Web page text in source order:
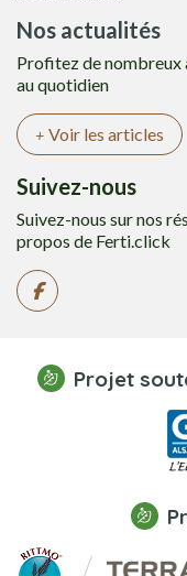
Nos actualités
Profitez de
au quotidien
Voir les articles
Suivez-nous
Suivez-nous sur nos
propos de Ferti.click
Projet